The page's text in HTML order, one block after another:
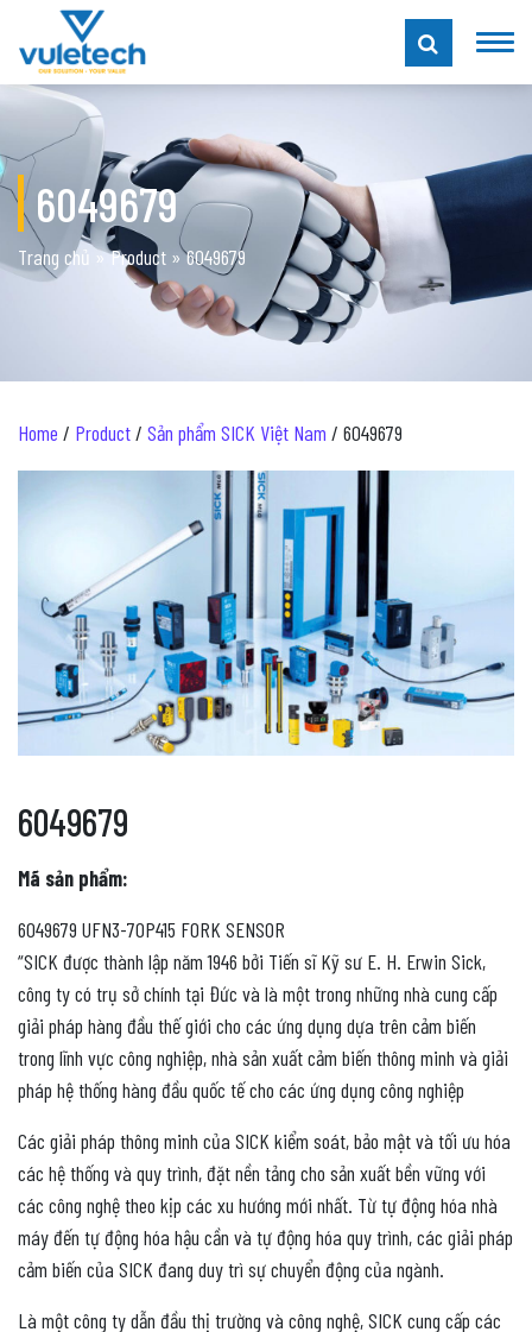
6049679
Trang chủ »Product »6049679
Home / Product/ Sản phẩm SICK Việt Nam / 6049679
6049679
Mã sản phẩm:
6049679 UFN3-70P415 FORK SENSOR
“SICK được thành lập năm 1946 bởi Tiến sĩ Kỹ sư E. H. Erwin Sick,
công ty có trụ sở chính tại Đức và là một trong những nhà cung cấp
giải pháp hàng đầu thế giới cho các ứng dụng dựa trên cảm biến
trong lĩnh vực công nghiệp, nhà sản xuất cảm biến thông minh và giải
pháp hệ thống hàng đầu quốc tế cho các ứng dụng công nghiệp
Các giải pháp thông minh của SICK kiểm soát, bảo mật và tối ưu hóa
các hệ thống và quy trình, đặt nền tảng cho sản xuất bền vững với
các công nghệ theo kịp các xu hướng mới nhất. Từ tự động hóa nhà
máy đến tự động hóa hậu cần và tự động hóa quy trình, các giải pháp
cảm biến của SICK đang duy trì sự chuyển động của ngành.
Là một công ty dẫn đầu thị trường và công nghệ, SICK cung cấp các